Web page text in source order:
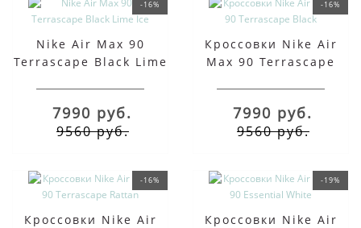
-16%
Nike Air Max 90
Terrascape Black Lime
7990 руб.
9560 руб.
-16%
Кроссовки Nike Air
Max 90 Terrascape
7990 руб.
9560 руб.
-16%
Кроссовки Nike Air
-19%
Кроссовки Nike Air